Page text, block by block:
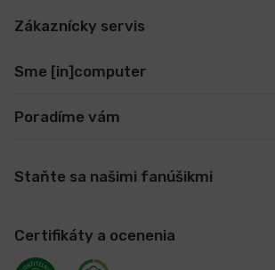
Zákaznícky servis
Sme [in]computer
Poradíme vám
Staňte sa našimi fanúšikmi
Certifikáty a ocenenia